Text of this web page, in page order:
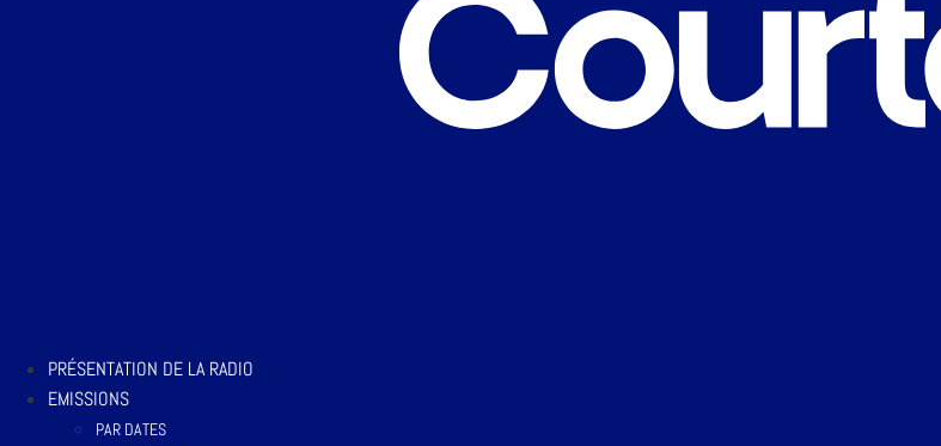
PRÉSENTATION DE LA RADIO
EMISSIONS
PAR DATES